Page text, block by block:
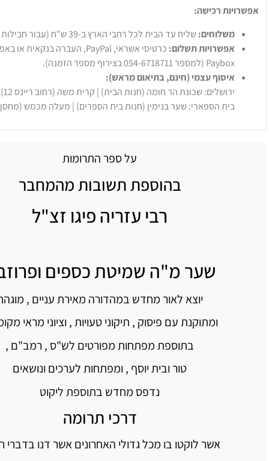
אפשרויות רכישה:
משלוחים:שליח עד הבית לכל רחבי הארץ ב-39 ש"ח (עבור חבילות עד 20 ק"ג).
אפשרויות תשלום:
Paybox (למספר 054-6718711 בצירוף מספר הזמנה).
איסוף עצמי (חינם, בתיאום מראש):
ירושלים: שכונת הר חומה (חנות הבית) | קרית משה (רחוב ריינס 12)
בית הספארי: שער בנימין (חנות בית הספרים) | מעלה מכמש
על ספר התרומות
בהוספת תשובות מהמחבר
רבי עזריה פיגו זצ"ל
שער מ"ה שמיטת כספים
יוצא לאור מחדש במהדורה מאירת עניים ,
ומתוקנת עם פיסוק , תיקוני טעויות , וציוני מראי
בתוספת מפתחות מפורטים לש"ס , רמב"ם ,
טור ובית יוסף , ומפתחות לערכים ונושאים
נדפס מחדש בתוספת ליקוט
דרכי תרומה
אשר לוקטו בו מכל גדולי האחרונים אשר דנו בדברי